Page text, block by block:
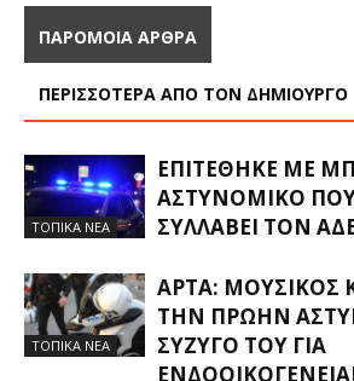
ΠΑΡΟΜΟΙΑ ΑΡΘΡΑ
ΠΕΡΙΣΣΟΤΕΡΑ ΑΠΟ ΤΟΝ ΔΗΜΙΟΥΡΓΟ
ΤΟΠΙΚΑ ΝΕΑ
ΕΠΙΤΈΘΗΚΕ ΜΕ
ΑΣΤΥΝΟΜΙΚΌ
ΣΥΛΛΆΒΕΙ ΤΟΝ
ΤΟΠΙΚΑ ΝΕΑ
ΆΡΤΑ: ΜΟΥΣΙΚΌΣ
ΤΗΝ ΠΡΏΗΝ
ΣΎΖΥΓΌ ΤΟΥ ΓΙΑ